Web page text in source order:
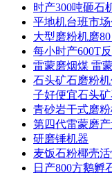
时产300吨砸石
平地机台班市场
大型磨粉机磨
每小时产600T
雷蒙磨烟煤 雷
石头矿石磨粉
子好便宜石头
青砂岩干式磨
第四代雷蒙磨
研磨锤机器
麦饭石粉椰壳
日产800方鹅孵